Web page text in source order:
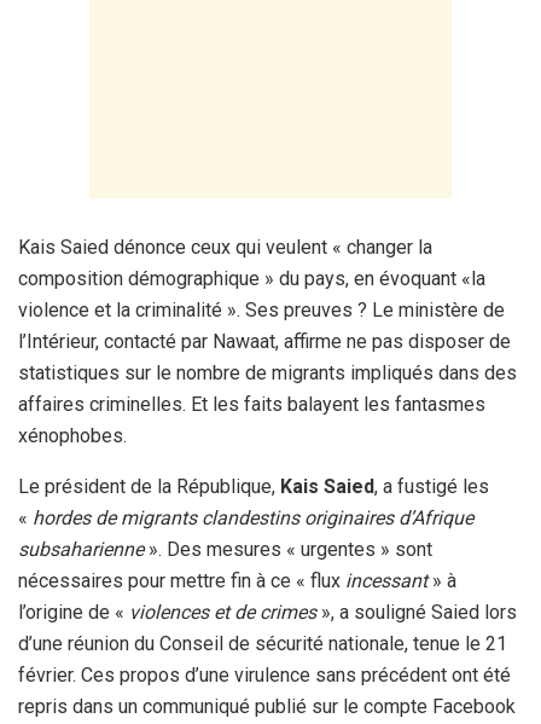
Kais Saied dénonce ceux qui veulent « changer la
composition démographique » du pays, en évoquant «la
violence et la criminalité ». Ses preuves ? Le ministère de
l’Intérieur, contacté par Nawaat, affirme ne pas disposer de
statistiques sur le nombre de migrants impliqués dans des
affaires criminelles. Et les faits balayent les fantasmes
xénophobes.
Le président de la République, Kais Saied, a fustigé les
« hordes de migrants clandestins originaires d’Afrique
subsaharienne». Des mesures « urgentes » sont
nécessaires pour mettre fin à ce « flux incessant» à
l’origine de « violences et de crimes», a souligné Saied lors
d’une réunion du Conseil de sécurité nationale, tenue le 21
février. Ces propos d’une virulence sans précédent ont été
repris dans un communiqué publié sur le compte Facebook